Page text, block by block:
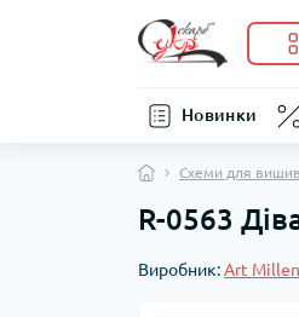
Новинки
Схеми для
R-0563
Виробник:Art